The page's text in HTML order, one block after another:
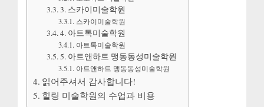
3. 스카이미술학원
스카이미술학원
4. 아트톡미술학원
아트톡미술학원
5. 아트앤하트 맹동동성미술학원
아트앤하트 맹동동성미술학원
읽어주셔서 감사합니다!
힐링 미술학원의 수업과 비용